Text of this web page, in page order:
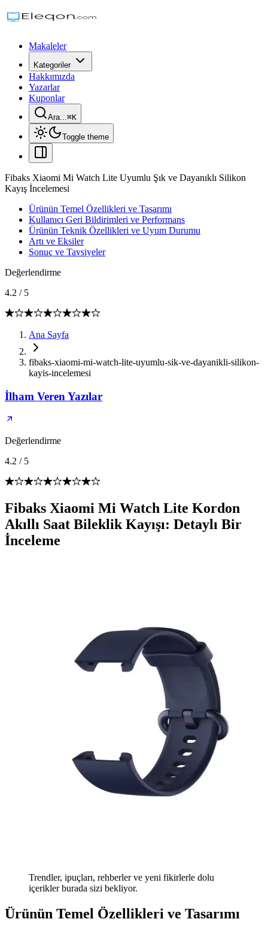
Makaleler
Kategoriler
Hakkımızda
Yazarlar
Kuponlar
Ara...⌘K
Toggle theme
Fibaks Xiaomi Mi Watch Lite Uyumlu Şık ve Dayanıklı Silikon
Kayış İncelemesi
Ürünün Temel Özellikleri ve Tasarımı
Kullanıcı Geri Bildirimleri ve Performans
Ürünün Teknik Özellikleri ve Uyum Durumu
Artı ve Eksiler
Sonuç ve Tavsiyeler
Değerlendirme
4.2 / 5
Ana Sayfa
fibaks-xiaomi-mi-watch-lite-uyumlu-sik-ve-dayanikli-silikon-
kayis-incelemesi
İlham Veren Yazılar
Değerlendirme
4.2 / 5
Fibaks Xiaomi Mi Watch Lite Kordon
Akıllı Saat Bileklik Kayışı: Detaylı Bir
İnceleme
Trendler, ipuçları, rehberler ve yeni fikirlerle dolu
içerikler burada sizi bekliyor.
Ürünün Temel Özellikleri ve Tasarımı